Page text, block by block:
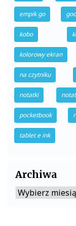
empik go
kobo
kolorowy ekran
na czytniku
notatki
pocketbook
tablet e ink
Archiwa
Archiwa